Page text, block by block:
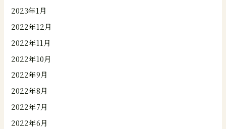
2023年1月
2022年12月
2022年11月
2022年10月
2022年9月
2022年8月
2022年7月
2022年6月